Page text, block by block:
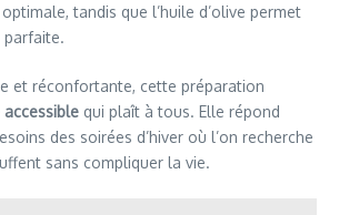
tandis que l’huile d’olive permet
parfaite.
et réconfortante, cette préparation
accessible qui plaît à tous. Elle répond
des soirées d’hiver où l’on recherche
sans compliquer la vie.